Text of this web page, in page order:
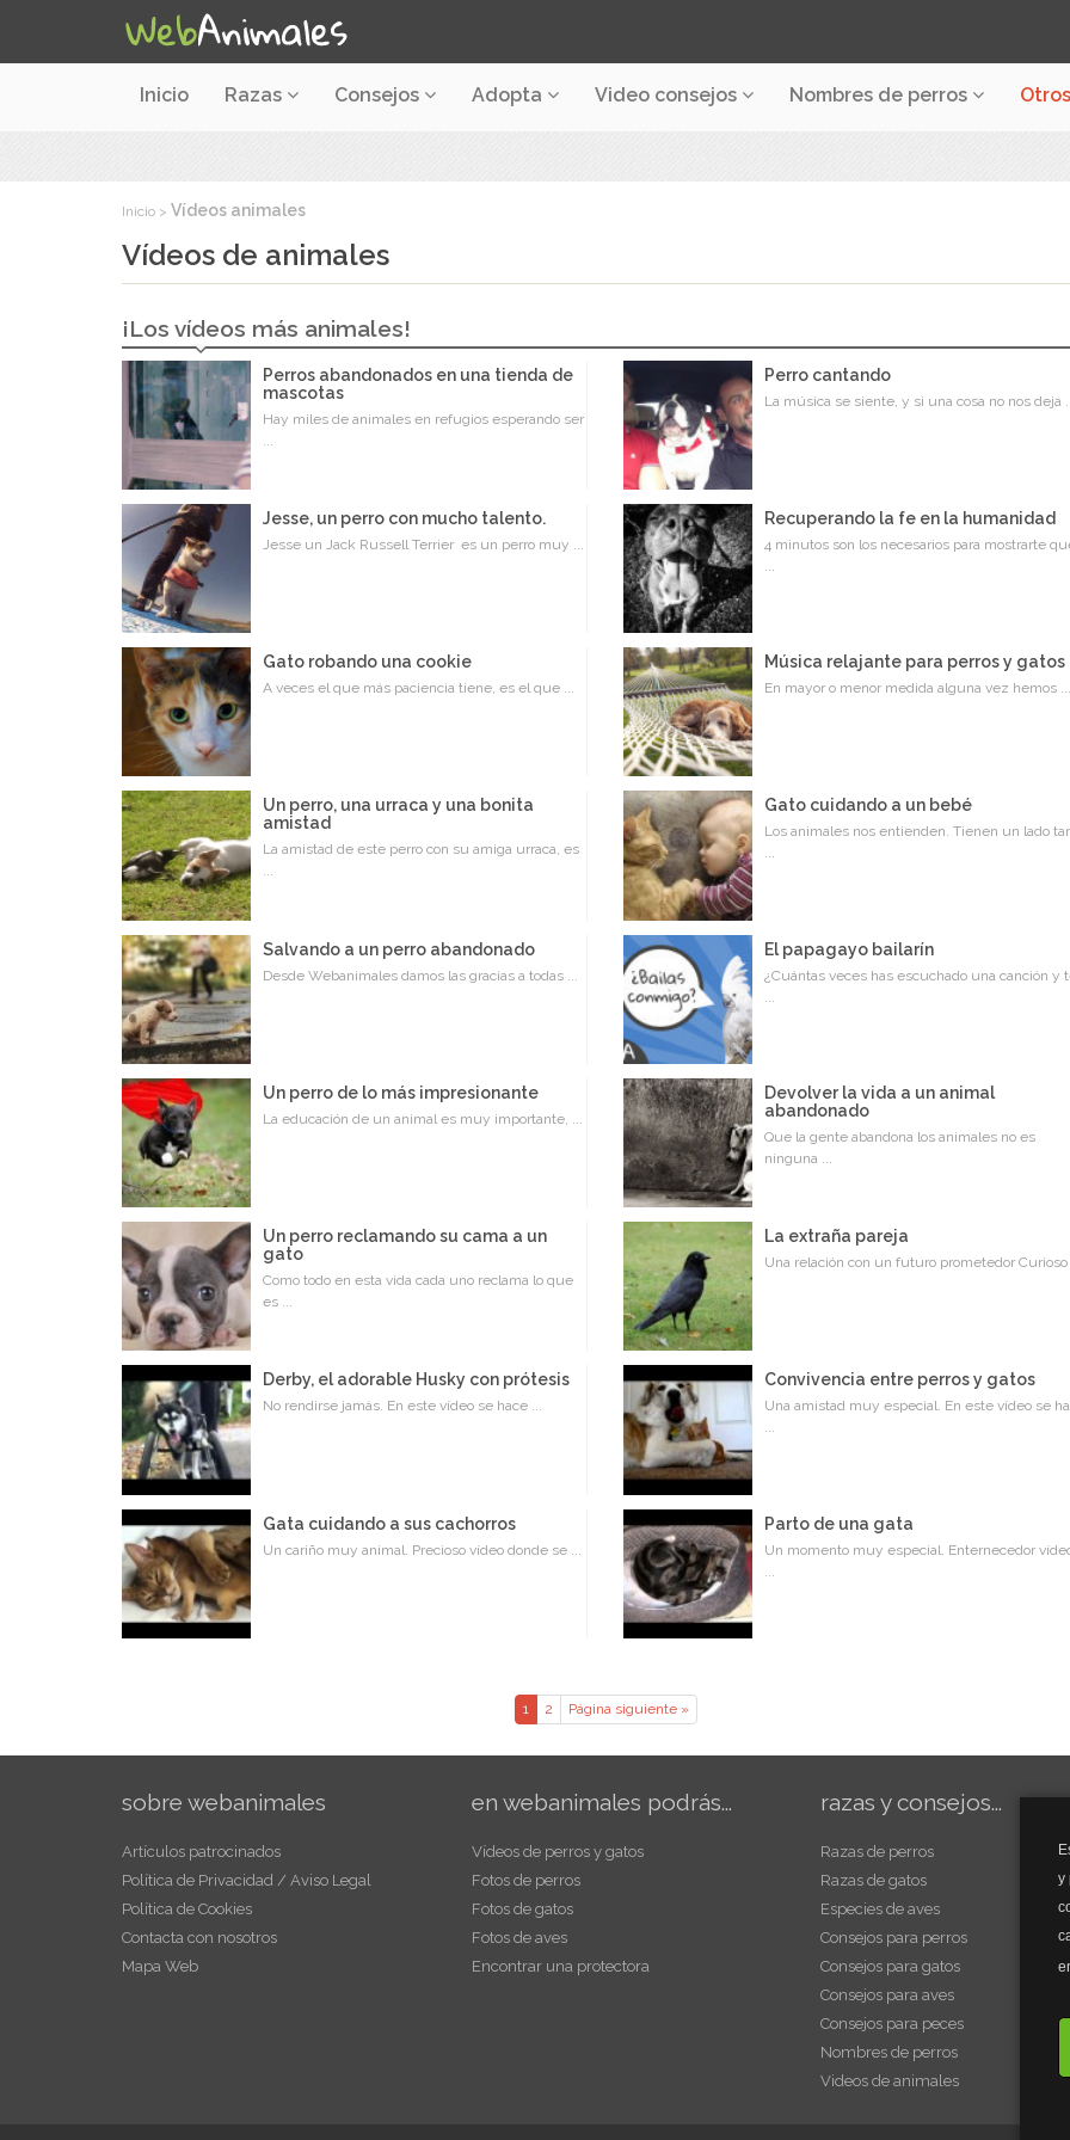
y
Inicio Razas Consejos Adopta Video consejos Nombres de perros Otros
Inicio Vídeos animales
Vídeos de animales
¡Los vídeos más animales!
Perros abandonados en una tienda de
mascotas
Hay miles de animales en refugios esperando ser
Perro cantando
La música se siente, y si una cosa no nos deja ...
Jesse, un perro con mucho talento.
Jesse un Jack Russell Terrier es un perro muy ...
Recuperando la fe en la humanidad
4 minutos son los necesarios para mostrarte
Gato robando una cookie
A veces el que más paciencia tiene, es el que ...
Música relajante para perros y gatos
En mayor o menor medida alguna vez hemos ...
Un perro, una urraca y una bonita
amistad
La amistad de este perro con su amiga urraca, es
...
Gato cuidando a un bebé
Los animales nos entienden. Tienen un lado
...
Salvando a un perro abandonado
Desde Webanimales damos las gracias a todas ...
El papagayo bailarín
¿Cuántas veces has escuchado una canción y
Un perro de lo más impresionante
La educación de un animal es muy importante, ...
Devolver la vida a un animal
abandonado
Que la gente abandona los animales no es
ninguna ...
Un perro reclamando su cama a un
gato
Como todo en esta vida cada uno reclama lo que
es ...
La extraña pareja
Una relación con un futuro prometedor Curioso
Derby, el adorable Husky con prótesis
No rendirse jamás. En este vídeo se hace ...
Convivencia entre perros y gatos
Una amistad muy especial. En este vídeo se
...
Gata cuidando a sus cachorros
Un cariño muy animal. Precioso vídeo donde se ...
Parto de una gata
Un momento muy especial. Enternecedor
1 2 Página siguiente »
sobre webanimales
Artículos patrocinados
Política de Privacidad / Aviso Legal
Política de Cookies
Contacta con nosotros
Mapa Web
en webanimales podrás...
Vídeos de perros y gatos
Fotos de perros
Fotos de gatos
Fotos de aves
Encontrar una protectora
razas y consejos...
Razas de perros
Razas de gatos
Especies de aves
Consejos para perros
Consejos para gatos
Consejos para aves
Consejos para peces
Nombres de perros
Videos de animales